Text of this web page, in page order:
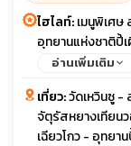
ไฮไลท์:เมนูพิเศษ
อุทยานแห่งชาติปี้
อ่านเพิ่มเติม
เที่ยว:วัดเหวินซู -
จัตุรัสหยางเทียน
เฉียวโกว - อุทยา